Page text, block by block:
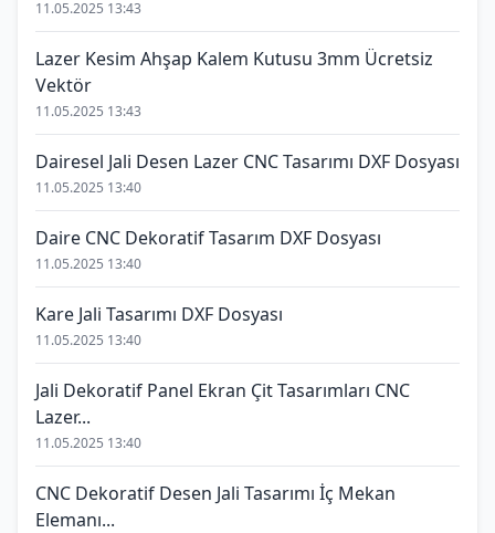
11.05.2025 13:43
Lazer Kesim Ahşap Kalem Kutusu 3mm Ücretsiz
Vektör
11.05.2025 13:43
Dairesel Jali Desen Lazer CNC Tasarımı DXF Dosyası
11.05.2025 13:40
Daire CNC Dekoratif Tasarım DXF Dosyası
11.05.2025 13:40
Kare Jali Tasarımı DXF Dosyası
11.05.2025 13:40
Jali Dekoratif Panel Ekran Çit Tasarımları CNC
Lazer...
11.05.2025 13:40
CNC Dekoratif Desen Jali Tasarımı İç Mekan
Elemanı...